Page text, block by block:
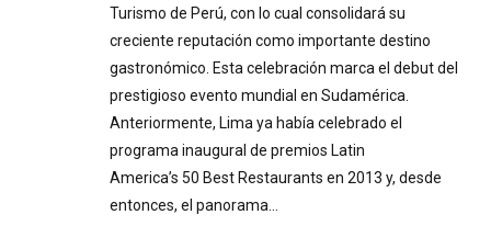
Turismo de Perú, con lo cual consolidará su
creciente reputación como importante destino
gastronómico. Esta celebración marca el debut del
prestigioso evento mundial en Sudamérica.
Anteriormente, Lima ya había celebrado el
programa inaugural de premios Latin
America’s 50 Best Restaurants en 2013 y, desde
entonces, el panorama…